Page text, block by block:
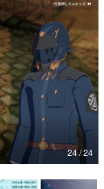
24 / 24